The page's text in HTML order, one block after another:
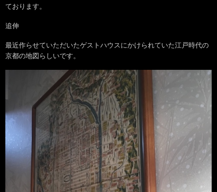
ております。
追伸
最近作らせていただいたゲストハウスにかけられていた江戸時代の
京都の地図らしいです。